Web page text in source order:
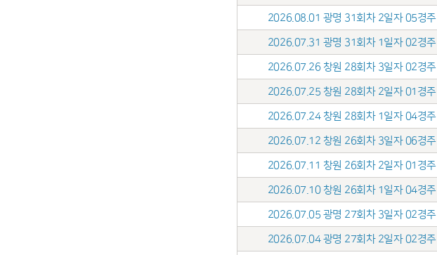
2026.08.01 광명 31회차 2일자 05경주
2026.07.31 광명 31회차 1일자 02경주
2026.07.26 창원 28회차 3일자 02경주
2026.07.25 창원 28회차 2일자 01경주
2026.07.24 창원 28회차 1일자 04경주
2026.07.12 창원 26회차 3일자 06경주
2026.07.11 창원 26회차 2일자 01경주
2026.07.10 창원 26회차 1일자 04경주
2026.07.05 광명 27회차 3일자 02경주
2026.07.04 광명 27회차 2일자 02경주